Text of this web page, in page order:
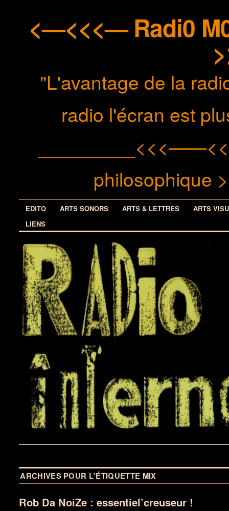
<—<<<— Radi0
"L'avantage de la
radio l'écran est
philosophique
EDITO ARTS SONORS ARTS & LETTRES
ARTS
LIENS
ARCHIVES POUR L'ÉTIQUETTE MIX
Rob Da NoiZe : essentiel’creuseur !